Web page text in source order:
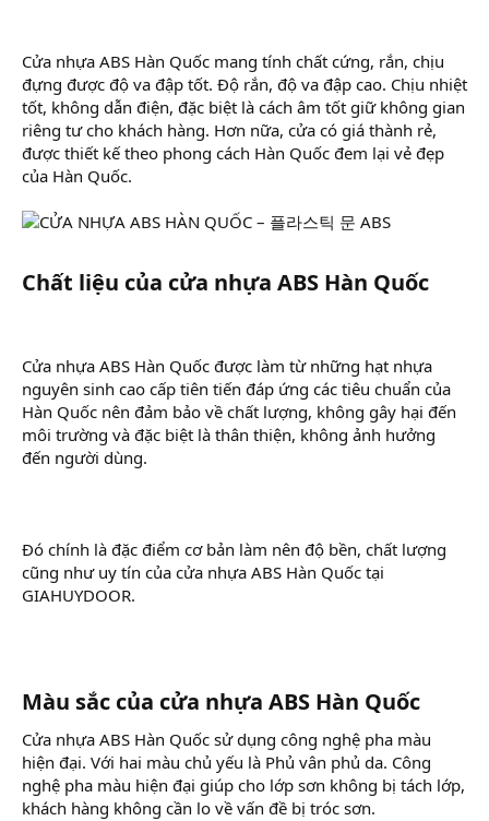
Cửa nhựa ABS Hàn Quốc mang tính chất cứng, rắn, chịu
đựng được độ va đập tốt. Độ rắn, độ va đập cao. Chịu nhiệt
tốt, không dẫn điện, đặc biệt là cách âm tốt giữ không gian
riêng tư cho khách hàng. Hơn nữa, cửa có giá thành rẻ,
được thiết kế theo phong cách Hàn Quốc đem lại vẻ đẹp
của Hàn Quốc.
Chất liệu của cửa nhựa ABS Hàn Quốc​
Cửa nhựa ABS Hàn Quốc được làm từ những hạt nhựa
nguyên sinh cao cấp tiên tiến đáp ứng các tiêu chuẩn của
Hàn Quốc nên đảm bảo về chất lượng, không gây hại đến
môi trường và đặc biệt là thân thiện, không ảnh hưởng
đến người dùng.
Đó chính là đặc điểm cơ bản làm nên độ bền, chất lượng
cũng như uy tín của cửa nhựa ABS Hàn Quốc tại
GIAHUYDOOR.
Màu sắc của cửa nhựa ABS Hàn Quốc​
Cửa nhựa ABS Hàn Quốc sử dụng công nghệ pha màu
hiện đại. Với hai màu chủ yếu là Phủ vân phủ da. Công
nghệ pha màu hiện đại giúp cho lớp sơn không bị tách lớp,
khách hàng không cần lo về vấn đề bị tróc sơn.